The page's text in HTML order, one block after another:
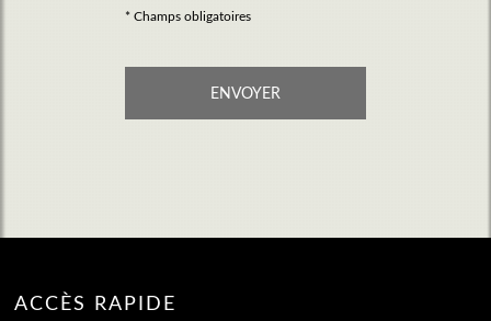
* Champs obligatoires
ACCÈS RAPIDE